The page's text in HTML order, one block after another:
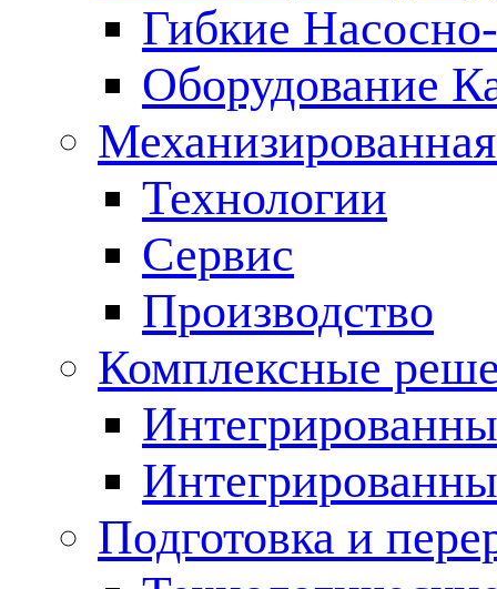
Гибкие
Оборудование
Технологии
Сервис
Производство
Комплексные
Подготовка и